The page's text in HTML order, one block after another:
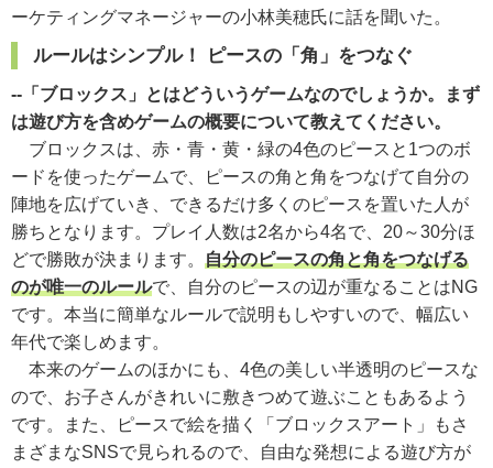
ーケティングマネージャーの小林美穂氏に話を聞いた。
ルールはシンプル！ ピースの「角」をつなぐ
--「ブロックス」とはどういうゲームなのでしょうか。まず
は遊び方を含めゲームの概要について教えてください。
ブロックスは、赤・青・黄・緑の4色のピースと1つのボ
ードを使ったゲームで、ピースの角と角をつなげて自分の
陣地を広げていき、できるだけ多くのピースを置いた人が
勝ちとなります。プレイ人数は2名から4名で、20～30分ほ
どで勝敗が決まります。 自分のピースの角と角をつなげる
のが唯一のルールで、自分のピースの辺が重なることはNG
です。本当に簡単なルールで説明もしやすいので、幅広い
年代で楽しめます。
本来のゲームのほかにも、4色の美しい半透明のピースな
ので、お子さんがきれいに敷きつめて遊ぶこともあるよう
です。また、ピースで絵を描く「ブロックスアート」もさ
まざまなSNSで見られるので、自由な発想による遊び方が